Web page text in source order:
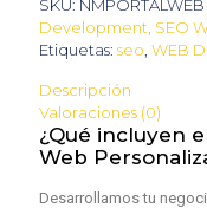
SKU: NMPORTALWEB
Development SEO
Etiquetas: seo WEB
Descripción
Valoraciones (0)
¿Qué incluyen
Web
Desarrollamos tu